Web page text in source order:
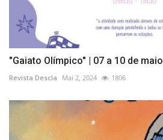
"Gaiato Olímpico" | 07 a 10 de maio
Revista Descla Mai 2, 2024 1806